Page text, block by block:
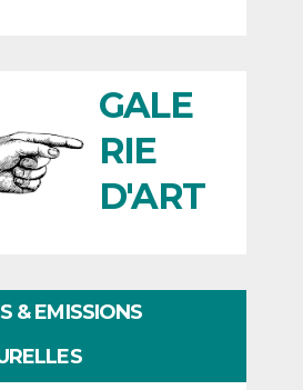
GALE
RIE
D'ART
& EMISSIONS